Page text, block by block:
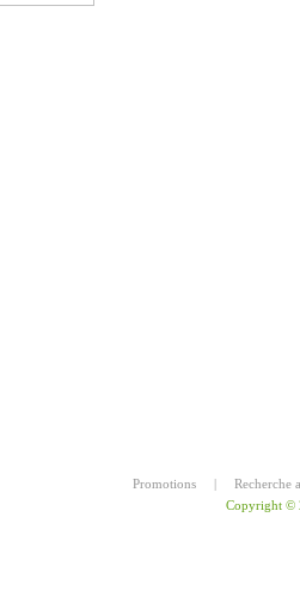
Promotions |
Recherche
Copyright ©